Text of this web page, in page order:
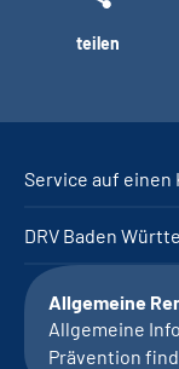
teilen
Service auf einen
DRV Baden
Allgemeine
Allgemeine
Prävention